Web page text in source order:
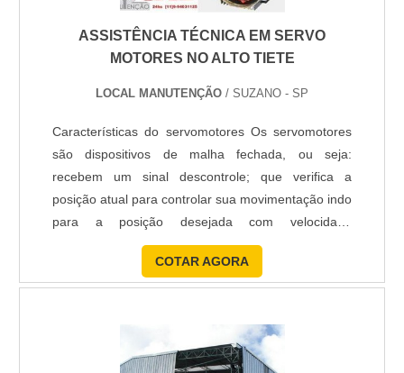
ASSISTÊNCIA TÉCNICA EM SERVO
MOTORES NO ALTO TIETE
LOCAL MANUTENÇÃO / SUZANO - SP
Características do servomotores Os servomotores
são dispositivos de malha fechada, ou seja:
recebem um sinal descontrole; que verifica a
posição atual para controlar sua movimentação indo
para a posição desejada com velocidade
monitorada externamente sob feedback de um
dispositivo denominado taco ou sensor de efeito
Hall ou encoder ou resolver, ou tachsin,
Quando qualquer uma dessas peças apresent....
COTAR AGORA